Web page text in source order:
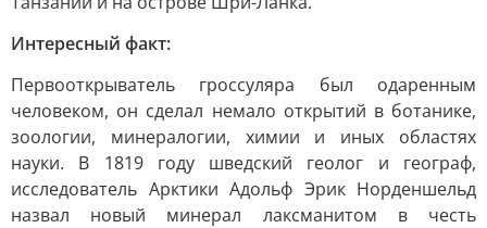
Интересный факт:
Первооткрыватель гроссуляра был одаренным
человеком, он сделал немало открытий в ботанике,
зоологии, минералогии, химии и иных областях
науки. В 1819 году шведский геолог и географ,
исследователь Арктики Адольф Эрик Норденшельд
назвал новый минерал лаксманитом в честь